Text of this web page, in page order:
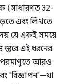
(সাধারণত 32-
এবং লিখতে
যে একই সময়ে
স্তরে এই ধরনের
পরমাণুতে আরও
"বিজ্ঞাপন"—যা